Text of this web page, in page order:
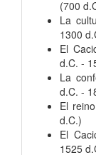
(700
La
1300
El
d.C. -
La
d.C. -
El
d.C.)
El
1525